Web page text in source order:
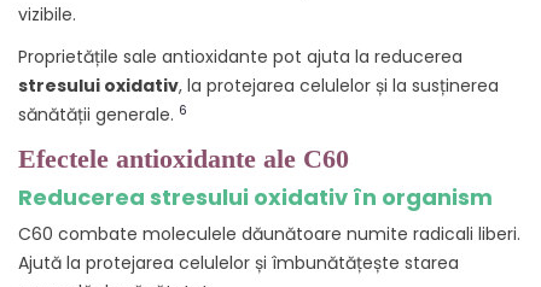
vizibile.
Proprietățile sale antioxidante pot ajuta la reducerea
stresului oxidativ, la protejarea celulelor și la susținerea
sănătății generale. 6
Efectele antioxidante ale C60
Reducerea stresului oxidativ în organism
C60 combate moleculele dăunătoare numite radicali liberi.
Ajută la protejarea celulelor și îmbunătățește starea